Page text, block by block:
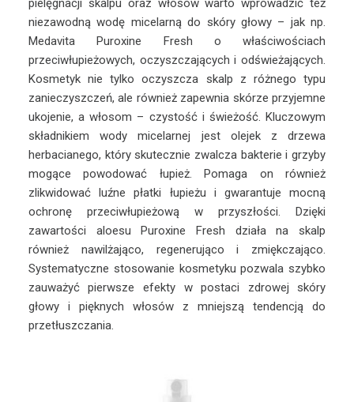
pielęgnacji skalpu oraz włosów warto wprowadzić też
niezawodną wodę micelarną do skóry głowy – jak np.
Medavita Puroxine Fresh o właściwościach
przeciwłupieżowych, oczyszczających i odświeżających.
Kosmetyk nie tylko oczyszcza skalp z różnego typu
zanieczyszczeń, ale również zapewnia skórze przyjemne
ukojenie, a włosom – czystość i świeżość. Kluczowym
składnikiem wody micelarnej jest olejek z drzewa
herbacianego, który skutecznie zwalcza bakterie i grzyby
mogące powodować łupież. Pomaga on również
zlikwidować luźne płatki łupieżu i gwarantuje mocną
ochronę przeciwłupieżową w przyszłości. Dzięki
zawartości aloesu Puroxine Fresh działa na skalp
również nawilżająco, regenerująco i zmiękczająco.
Systematyczne stosowanie kosmetyku pozwala szybko
zauważyć pierwsze efekty w postaci zdrowej skóry
głowy i pięknych włosów z mniejszą tendencją do
przetłuszczania.